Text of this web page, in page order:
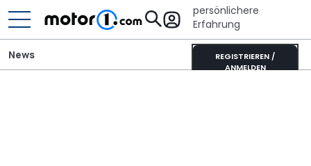
persönlichere
Erfahrung
REGISTRIEREN /
ANMELDEN
News